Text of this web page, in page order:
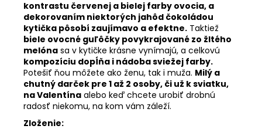
kontrastu červenej a bielej farby ovocia, a
dekorovaním niektorých jahôd čokoládou
kytička pôsobí zaujímavo a efektne. Taktiež
biele ovocné guľôčky povykrajované zo žltého
melóna sa v kytičke krásne vynímajú, a celkovú
kompozíciu dopĺňa i nádoba sviežej farby.
Potešiť ňou môžete ako ženu, tak i muža. Milý a
chutný darček pre 1 až 2 osoby, či už k sviatku,
na Valentína alebo keď chcete urobiť drobnú
radosť niekomu, na kom vám záleží.
Zloženie: